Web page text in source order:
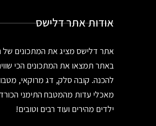
אודות אתר דלישס
אתר דלישס מציג את המתכונים של
באתר תמצאו את המתכונים הכי
להכנה. קובה סלק, דג מרוקאי,
מאכלי עדות מהמטבח התימני
ילדים מהירים ועוד רבים וטובים!